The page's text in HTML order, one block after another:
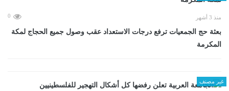
منذ 3 أشهر 0
بعثة حج الجمعيات ترفع درجات الاستعداد عقب وصول جميع الحجاج لمكة
المكرمة
غير مصنف